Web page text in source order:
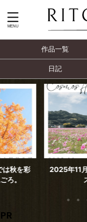
作品一覧
日記
秋を彩
ろ。
2025年11
PR